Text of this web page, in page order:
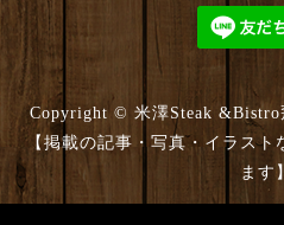
Copyright © 米澤Steak &Bistro
【掲載の記事・写真・イラスト
ます